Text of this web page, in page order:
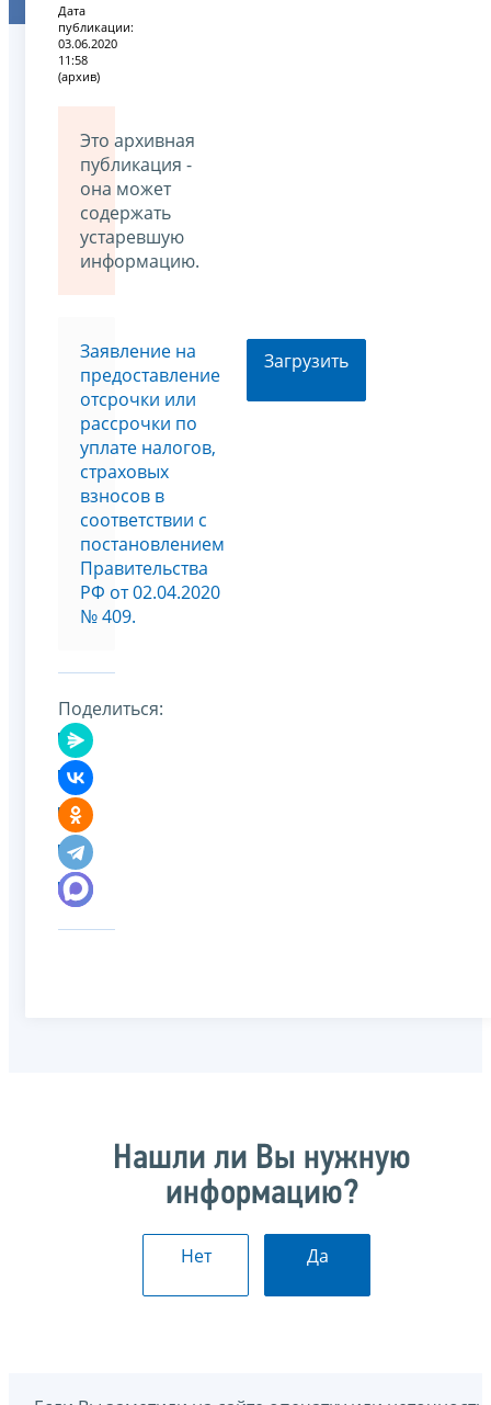
Дата
публикации:
03.06.2020
11:58
(архив)
Это архивная
публикация -
она может
содержать
устаревшую
информацию.
Заявление на
предоставление
отсрочки или
рассрочки по
уплате налогов,
страховых
взносов в
соответствии с
постановлением
Правительства
РФ от 02.04.2020
№ 409.
Загрузить
Поделиться:
Нашли ли Вы нужную
информацию?
Нет Да